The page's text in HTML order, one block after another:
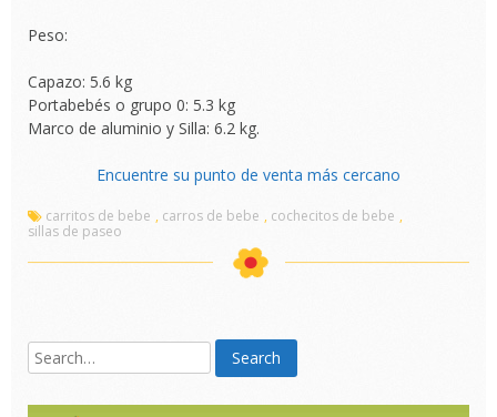
Peso:
Capazo: 5.6 kg
Portabebés o grupo 0: 5.3 kg
Marco de aluminio y Silla: 6.2 kg.
Encuentre su punto de venta más cercano
carritos de bebe , carros de bebe , cochecitos de bebe ,
sillas de paseo